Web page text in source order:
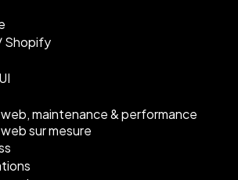
Shopify
maintenance & performance
sur mesure